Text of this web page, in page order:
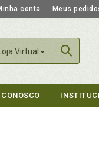
conta Meus
Loja Virtual